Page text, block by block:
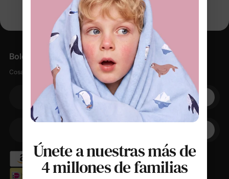
Boletín informativo
Cosas suaves, pequeños descuentos, cero spam.
Su correo electrónico
Únete a nuestras más de
4 millones de familias